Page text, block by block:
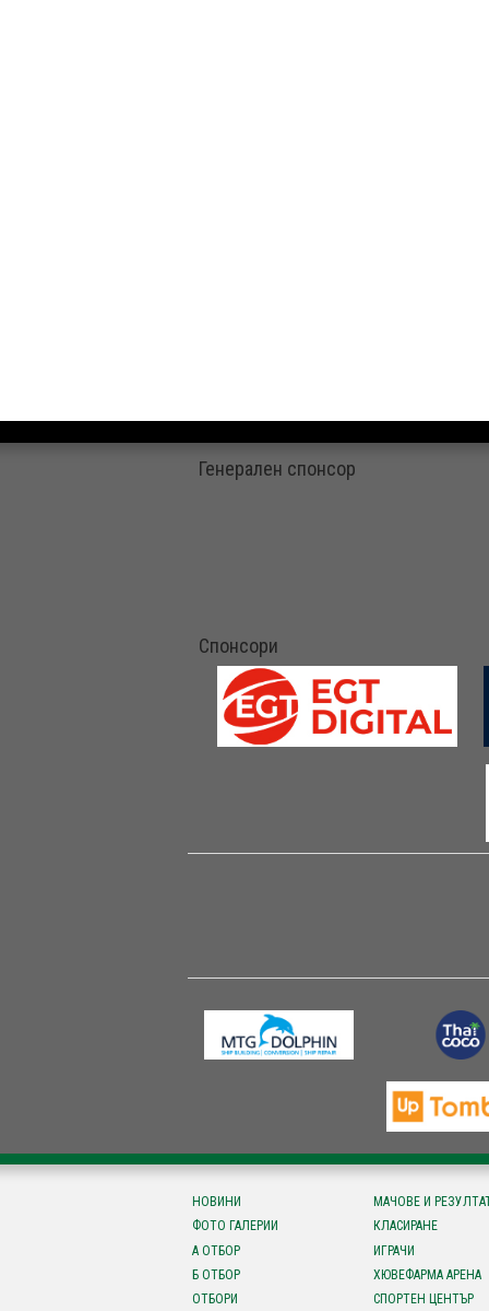
Генерален спонсор
Спонсори
НОВИНИ
ФОТО ГАЛЕРИИ
А ОТБОР
Б ОТБОР
ОТБОРИ
МАЧОВЕ И
КЛАСИРАНЕ
ИГРАЧИ
ХЮВЕФАРМА АРЕНА
СПОРТЕН ЦЕНТЪР